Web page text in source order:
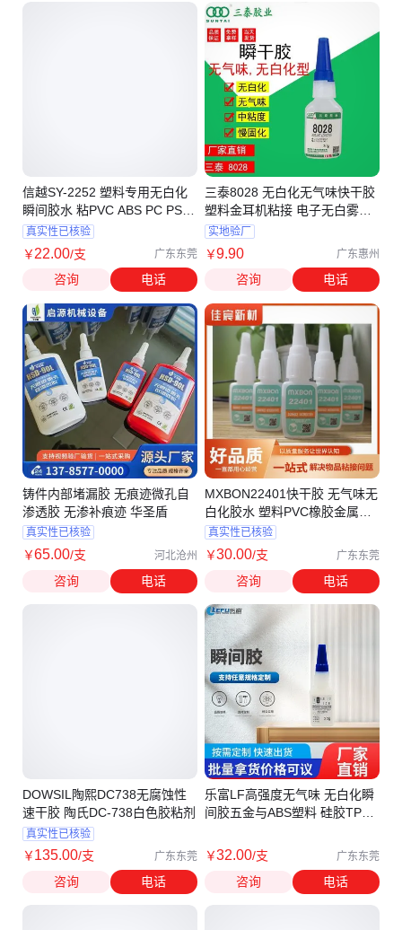
信越SY-2252 塑料专用无白化
瞬间胶水 粘PVC ABS PC PS无
气味快干胶
真实性已核验
￥22.00/支 广东东莞
咨询 电话
铸件内部堵漏胶 无痕迹微孔自
渗透胶 无渗补痕迹 华圣盾
真实性已核验
￥65.00/支 河北沧州
咨询 电话
DOWSIL陶熙DC738无腐蚀性
速干胶 陶氏DC-738白色胶粘剂
真实性已核验
￥135.00/支 广东东莞
咨询 电话
三泰8028 无白化无气味快干胶
塑料金耳机粘接 电子无白雾无
气味
实地验厂
￥9.90 广东惠州
咨询 电话
MXBON22401快干胶 无气味无
白化胶水 塑料PVC橡胶金属北
回21401胶
真实性已核验
￥30.00/支 广东东莞
咨询 电话
乐富LF高强度无气味 无白化瞬
间胶五金与ABS塑料 硅胶TPU
￥32.00/支 广东东莞
咨询 电话